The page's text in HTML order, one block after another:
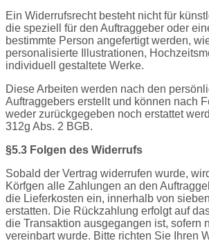
Ein Widerrufsrecht besteht nicht für
die speziell für den Auftraggeber oder
bestimmte Person angefertigt werden,
personalisierte Illustrationen,
individuell gestaltete Werke.
Diese Arbeiten werden nach den
Auftraggebers erstellt und können nach
weder zurückgegeben noch erstattet
312g Abs. 2 BGB.
§5.3 Folgen des Widerrufs
Sobald der Vertrag widerrufen wurde,
Körfgen alle Zahlungen an den
die Lieferkosten ein, innerhalb von
erstatten. Die Rückzahlung erfolgt auf
die Transaktion ausgegangen ist, sofern
vereinbart wurde. Bitte richten Sie Ihren